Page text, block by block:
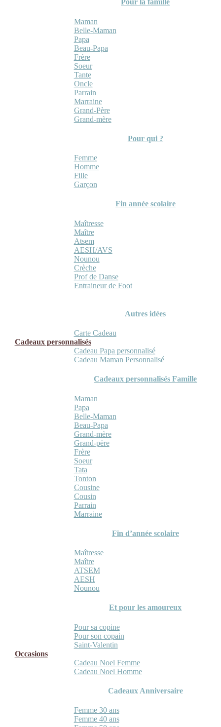
Pour la famille
Maman
Belle-Maman
Papa
Beau-Papa
Frère
Soeur
Tante
Oncle
Parrain
Marraine
Grand-Père
Grand-mère
Pour qui ?
Femme
Homme
Fille
Garçon
Fin année scolaire
Maîtresse
Maître
Atsem
AESH/AVS
Nounou
Crèche
Prof de Danse
Entraineur de Foot
Autres idées
Carte Cadeau
Cadeaux personnalisés
Cadeau Papa personnalisé
Cadeau Maman Personnalisé
Cadeaux personnalisés Famille
Maman
Papa
Belle-Maman
Beau-Papa
Grand-mère
Grand-père
Frère
Soeur
Tata
Tonton
Cousine
Cousin
Parrain
Marraine
Fin d’année scolaire
Maîtresse
Maître
ATSEM
AESH
Nounou
Et pour les amoureux
Pour sa copine
Pour son copain
Saint-Valentin
Occasions
Cadeau Noel Femme
Cadeau Noel Homme
Cadeaux Anniversaire
Femme 30 ans
Femme 40 ans